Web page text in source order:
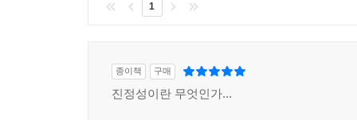
1
종이책 구매
진정성이란 무엇인가...